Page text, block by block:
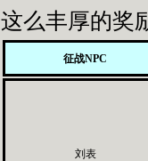
这么丰厚的奖
征战NPC
刘表